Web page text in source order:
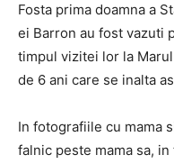
Fosta prima doamna a
ei Barron au fost vazuti
timpul vizitei lor la
de 6 ani care se inalta
In fotografiile cu mama
falnic peste mama sa,